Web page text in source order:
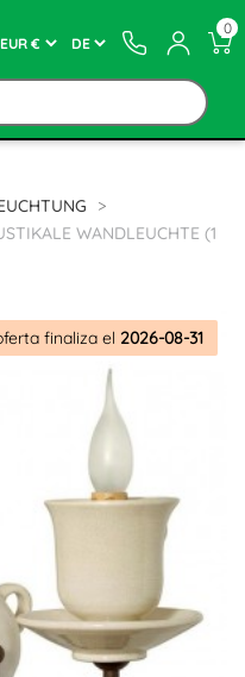
0
WANDLEUCHTE (1
finaliza el 2026-08-31